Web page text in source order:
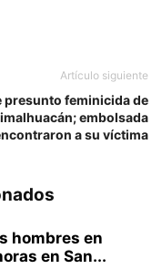
Artículo siguiente
presunto feminicida de
embolsada
a su víctima
hombres en
en San...